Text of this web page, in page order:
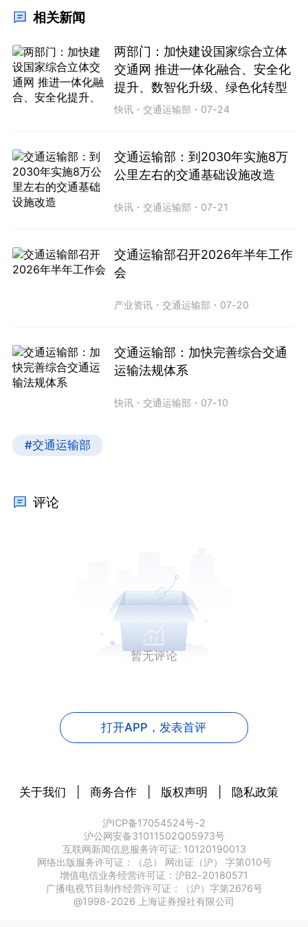
相关新闻
两部门：加快建设国家综合立体
交通网 推进一体化融合、安全化
提升、数智化升级、绿色化转型
快讯 ・交通运输部 ・ 07-24
交通运输部：到2030年实施8万
公里左右的交通基础设施改造
快讯 ・交通运输部 ・ 07-21
交通运输部召开2026年半年工作
会
产业资讯 ・交通运输部 ・ 07-20
交通运输部：加快完善综合交通
运输法规体系
快讯 ・交通运输部 ・ 07-10
#交通运输部
评论
暂无评论
打开APP， 发表首评
关于我们 商务合作 版权声明 隐私政策
沪ICP备17054524号-2
沪公网安备31011502Q05973号
互联网新闻信息服务许可证: 10120190013
网络出版服务许可证：（总） 网出证（沪） 字第010号
增值电信业务经营许可证：沪B2-20180571
广播电视节目制作经营许可证：（沪）字第2676号
@1998-2026 上海证券报社有限公司